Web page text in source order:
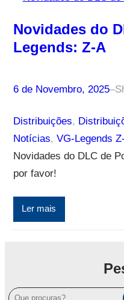
Novidades do
Legends: Z-A
6 de Novembro, 2025–
Distribuições,
Notícias, VG-Legends
Novidades do DLC de
por favor!
Ler mais
P